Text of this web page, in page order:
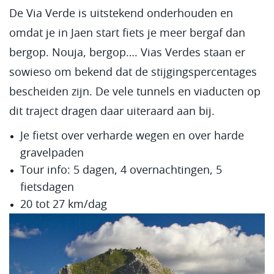
De Via Verde is uitstekend onderhouden en
omdat je in Jaen start fiets je meer bergaf dan
bergop. Nouja, bergop…. Vias Verdes staan er
sowieso om bekend dat de stijgingspercentages
bescheiden zijn. De vele tunnels en viaducten op
dit traject dragen daar uiteraard aan bij.
Je fietst over verharde wegen en over harde
gravelpaden
Tour info: 5 dagen, 4 overnachtingen, 5
fietsdagen
20 tot 27 km/dag